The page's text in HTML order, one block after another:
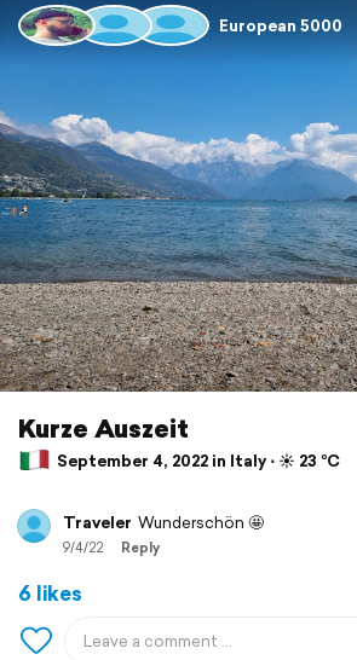
European 5000
Kurze Auszeit
September 4, 2022 in Italy ⋅ ☀️ 23 °C
Traveler Wunderschön 🤩
9/4/22 Reply
6 likes